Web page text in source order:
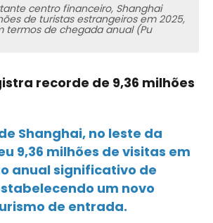
centro financeiro, Shanghai
de turistas estrangeiros em 2025,
termos de chegada anual (Pu
recorde de 9,36 milhões
Shanghai, no leste da
9,36 milhões de visitas em
anual significativo de
um novo
de entrada.